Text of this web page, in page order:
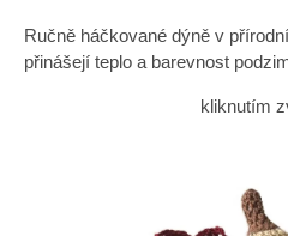
Ručně háčkované dýně v
přinášejí teplo a barevnost
kliknutím